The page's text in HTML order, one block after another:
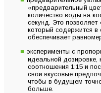
«предварительный
количество воды на
секунд. Это позволяет
который содержится в
обеспечивает
эксперименты с
идеальной дозировке,
соотношения 1:15 и
свои вкусовые
чтобы в будущем
больше.